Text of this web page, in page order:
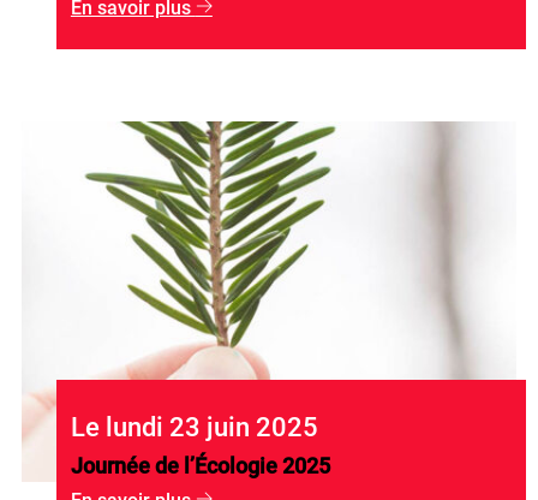
En savoir plus g
Le lundi 23 juin 2025
Journée de l’Écologie 2025